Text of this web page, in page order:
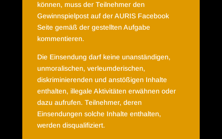
können, muss der Teilnehmer den
Gewinnspielpost auf der AURIS Facebook
Seite gemäß der gestellten Aufgabe
kommentieren.
Die Einsendung darf keine unanständigen,
unmoralischen, verleumderischen,
diskriminierenden und anstößigen Inhalte
enthalten, illegale Aktivitäten erwähnen oder
dazu aufrufen. Teilnehmer, deren
Einsendungen solche Inhalte enthalten,
werden disqualifiziert.